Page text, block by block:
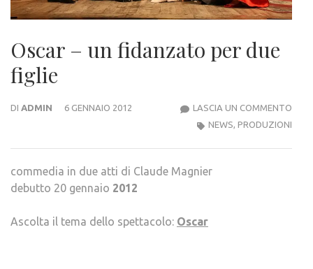
Oscar – un fidanzato per due
figlie
DI ADMIN 6 GENNAIO 2012 LASCIA UN COMMENTO
NEWS, PRODUZIONI
commedia in due atti di Claude Magnier
debutto 20 gennaio 2012
Ascolta il tema dello spettacolo: Oscar